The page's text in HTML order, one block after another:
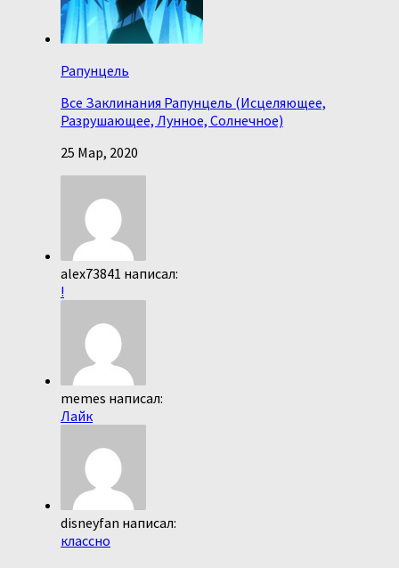
Рапунцель
Все Заклинания Рапунцель (Исцеляющее,
Разрушающее, Лунное, Солнечное)
25 Мар, 2020
alex73841 написал:
!
memes написал:
Лайк
disneyfan написал:
классно